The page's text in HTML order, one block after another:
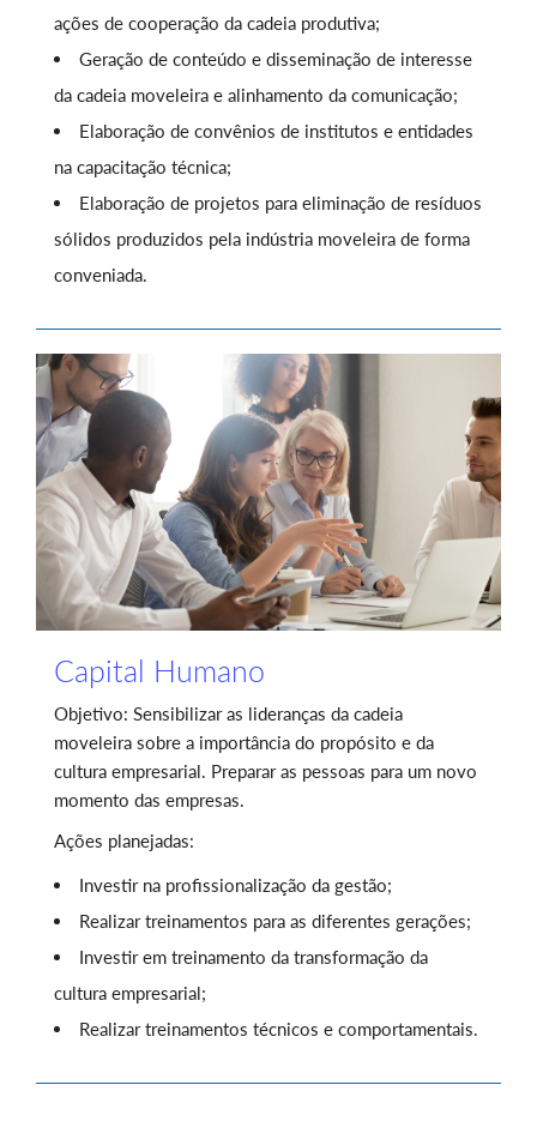
ações de cooperação da cadeia produtiva;
Geração de conteúdo e disseminação de interesse
da cadeia moveleira e alinhamento da comunicação;
Elaboração de convênios de institutos e entidades
na capacitação técnica;
Elaboração de projetos para eliminação de resíduos
sólidos produzidos pela indústria moveleira de forma
conveniada.
Capital Humano
Objetivo: Sensibilizar as lideranças da cadeia
moveleira sobre a importância do propósito e da
cultura empresarial. Preparar as pessoas para um novo
momento das empresas.
Ações planejadas:
Investir na profissionalização da gestão;
Realizar treinamentos para as diferentes gerações;
Investir em treinamento da transformação da
cultura empresarial;
Realizar treinamentos técnicos e comportamentais.